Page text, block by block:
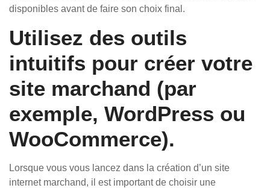
disponibles avant de faire son choix final.
Utilisez des outils
intuitifs pour créer votre
site marchand (par
exemple, WordPress ou
WooCommerce).
Lorsque vous vous lancez dans la création d’un site
internet marchand, il est important de choisir une